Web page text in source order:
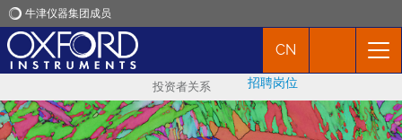
牛津仪器集团成员
应用
CN
投资者关系 招聘岗位